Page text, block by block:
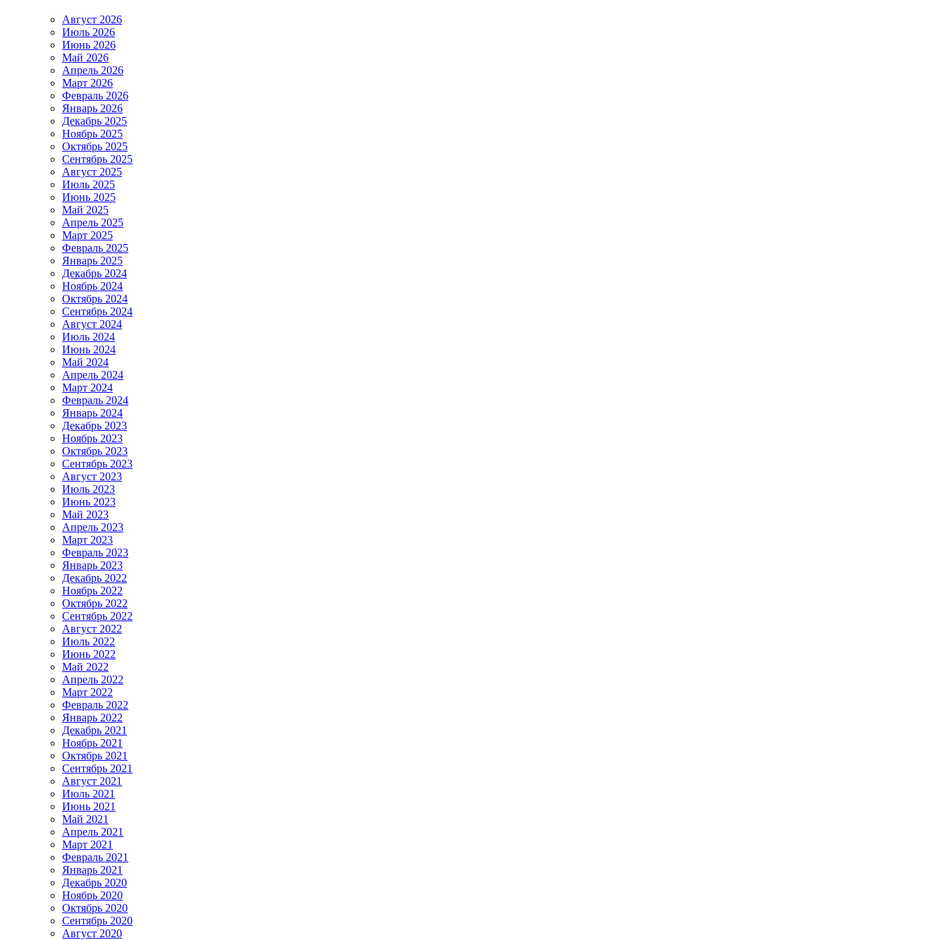
Август 2026
Июль 2026
Июнь 2026
Май 2026
Апрель 2026
Март 2026
Февраль 2026
Январь 2026
Декабрь 2025
Ноябрь 2025
Октябрь 2025
Сентябрь 2025
Август 2025
Июль 2025
Июнь 2025
Май 2025
Апрель 2025
Март 2025
Февраль 2025
Январь 2025
Декабрь 2024
Ноябрь 2024
Октябрь 2024
Сентябрь 2024
Август 2024
Июль 2024
Июнь 2024
Май 2024
Апрель 2024
Март 2024
Февраль 2024
Январь 2024
Декабрь 2023
Ноябрь 2023
Октябрь 2023
Сентябрь 2023
Август 2023
Июль 2023
Июнь 2023
Май 2023
Апрель 2023
Март 2023
Февраль 2023
Январь 2023
Декабрь 2022
Ноябрь 2022
Октябрь 2022
Сентябрь 2022
Август 2022
Июль 2022
Июнь 2022
Май 2022
Апрель 2022
Март 2022
Февраль 2022
Январь 2022
Декабрь 2021
Ноябрь 2021
Октябрь 2021
Сентябрь 2021
Август 2021
Июль 2021
Июнь 2021
Май 2021
Апрель 2021
Март 2021
Февраль 2021
Январь 2021
Декабрь 2020
Ноябрь 2020
Октябрь 2020
Сентябрь 2020
Август 2020